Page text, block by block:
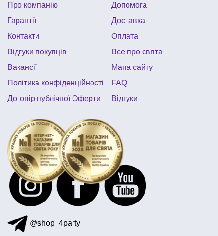
день народження в стилі фламінго
з днем народження майнкрафт
Про компанію
Гарантії
Контакти
Відгуки покупців
Вакансії
Політика конфіденційності
Договір публічної Оферти
Допомога
Доставка
Оплата
Все про свята
Мапа сайту
FAQ
Відгуки
@shop_4party